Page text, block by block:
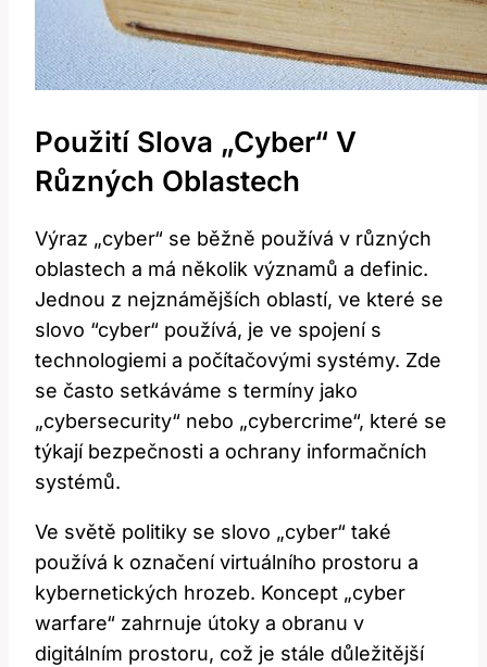
Použití Slova „cyber“ V
Různých Oblastech
Výraz „cyber“ se běžně používá v různých
oblastech a má několik⁣ významů a definic.
Jednou z nejznámějších oblastí, ve které se
slovo ⁤“cyber“ používá, je ve spojení s
technologiemi a počítačovými systémy. Zde
se často setkáváme s termíny jako
„cybersecurity“ nebo „cybercrime“, které se
týkají bezpečnosti a ochrany informačních
systémů.
Ve světě politiky se slovo „cyber“ také ​
používá k označení ⁣virtuálního prostoru a
kybernetických hrozeb. Koncept „cyber
warfare“ zahrnuje útoky a obranu v
digitálním prostoru, což je stále důležitější